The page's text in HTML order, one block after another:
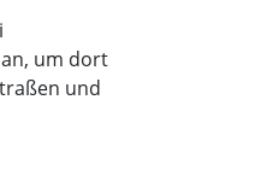
um dort
und